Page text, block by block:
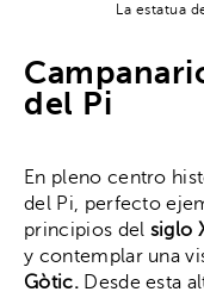
La estatua
del Pi
En pleno centro
del Pi, perfecto
principios del siglo
y contemplar una
Gòtic.Desde esta